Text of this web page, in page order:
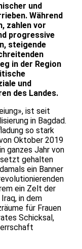
und
Während
zahlen vor
progressive
steigende
in der Region
und
des Landes.
ist seit
in Bagdad.
so stark
Oktober 2019
ganzes Jahr von
gehalten
ein Banner
ein Zelt der
in dem
für Frauen
Schicksal,